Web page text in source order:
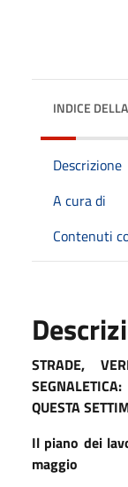
INDICE
Descrizione
A cura di
Contenuti
STRADE,
QUESTA
Il piano dei
maggio